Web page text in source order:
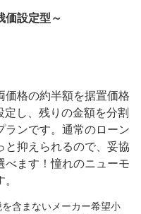
価設定型～
価格の約半額を据置価格
定し、残りの金額を分割
ランです。通常のローン
と抑えられるので、妥協
べます！憧れのニューモ
含まないメーカー希望小